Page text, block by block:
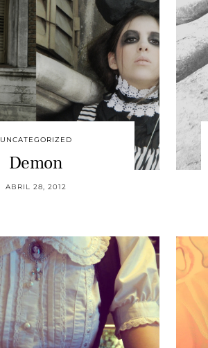
UNCATEGORIZED
Demon
ABRIL 28, 2012